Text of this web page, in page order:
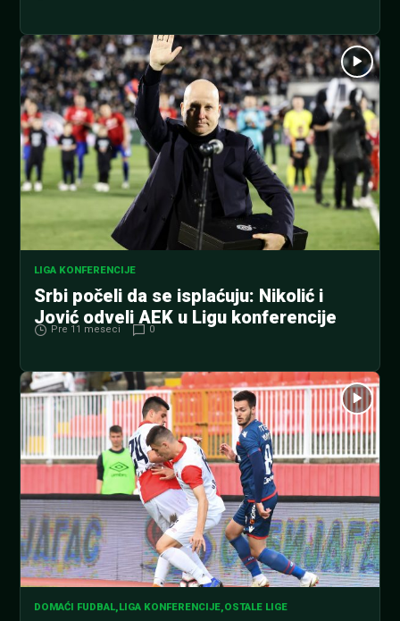
LIGA KONFERENCIJE
Srbi počeli da se isplaćuju: Nikolić i
Jović odveli AEK u Ligu konferencije
Pre 11 meseci 0
DOMAĆI FUDBAL, LIGA KONFERENCIJE,OSTALE LIGE